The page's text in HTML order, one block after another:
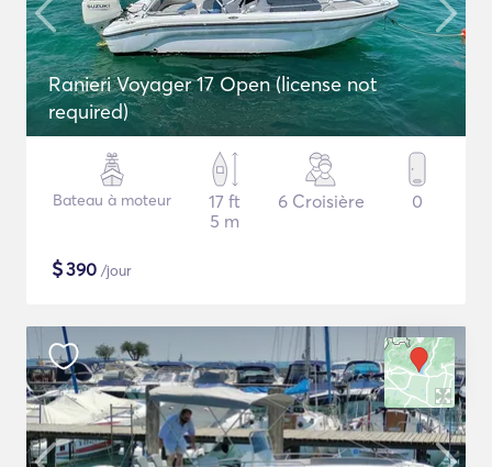
Ranieri Voyager 17 Open (license not
required)
Bateau à moteur
17 ft
5 m
6 Croisière 0
$390 /jour